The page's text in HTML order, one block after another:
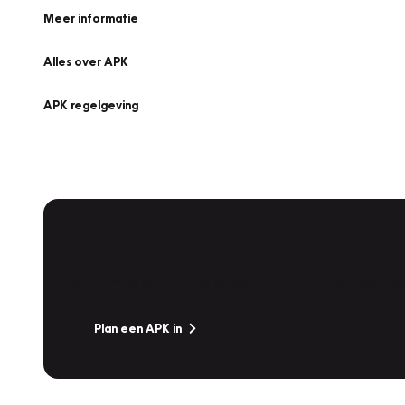
Meer informatie
Alles over APK
APK regelgeving
Plan een APK in